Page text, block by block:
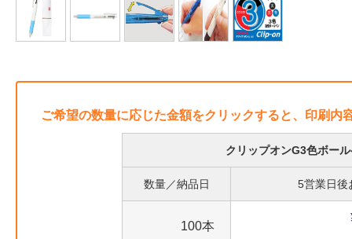
ご希望の数量に応じた金額をクリックすると、印刷内
クリップオンG3色ボー
数量／納品日 5営業日後
100本